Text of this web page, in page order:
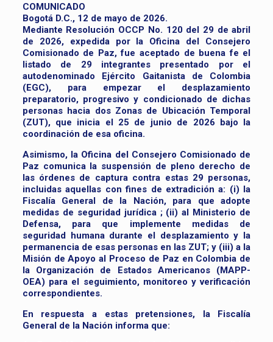
COMUNICADO
Bogotá D.C., 12 de mayo de 2026.
Mediante Resolución OCCP No. 120 del 29 de abril
de 2026, expedida por la Oficina del Consejero
Comisionado de Paz, fue aceptado de buena fe el
listado de 29 integrantes presentado por el
autodenominado Ejército Gaitanista de Colombia
(EGC), para empezar el desplazamiento
preparatorio, progresivo y condicionado de dichas
personas hacia dos Zonas de Ubicación Temporal
(ZUT), que inicia el 25 de junio de 2026 bajo la
coordinación de esa oficina.
Asimismo, la Oficina del Consejero Comisionado de
Paz comunica la suspensión de pleno derecho de
las órdenes de captura contra estas 29 personas,
incluidas aquellas con fines de extradición a: (i) la
Fiscalía General de la Nación, para que adopte
medidas de seguridad jurídica ; (ii) al Ministerio de
Defensa, para que implemente medidas de
seguridad humana durante el desplazamiento y la
permanencia de esas personas en las ZUT; y (iii) a la
Misión de Apoyo al Proceso de Paz en Colombia de
la Organización de Estados Americanos (MAPP-
OEA) para el seguimiento, monitoreo y verificación
correspondientes.
En respuesta a estas pretensiones, la Fiscalía
General de la Nación informa que: